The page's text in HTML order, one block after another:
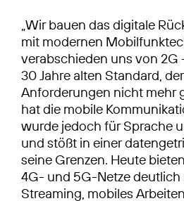
„Wir bauen das digitale
mit modernen
verabschieden uns von 2G
30 Jahre alten Standard,
Anforderungen nicht mehr
hat die mobile
wurde jedoch für Sprache
und stößt in einer
seine Grenzen. Heute
4G- und 5G-Netze
Streaming, mobiles